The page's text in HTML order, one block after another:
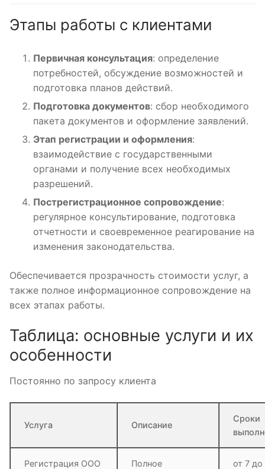
Этапы работы с клиентами
Первичная консультация: определение
потребностей, обсуждение возможностей и
подготовка планов действий.
Подготовка документов: сбор необходимого
пакета документов и оформление заявлений.
Этап регистрации и оформления:
взаимодействие с государственными
органами и получение всех необходимых
разрешений.
Пострегистрационное сопровождение:
регулярное консультирование, подготовка
отчетности и своевременное реагирование на
изменения законодательства.
Обеспечивается прозрачность стоимости услуг, а
также полное информационное сопровождение на
всех этапах работы.
Таблица: основные услуги и их
особенности
Постоянно по запросу клиента
Услуга Описание
Сроки
Регистрация ООО
Полное
от 7 до